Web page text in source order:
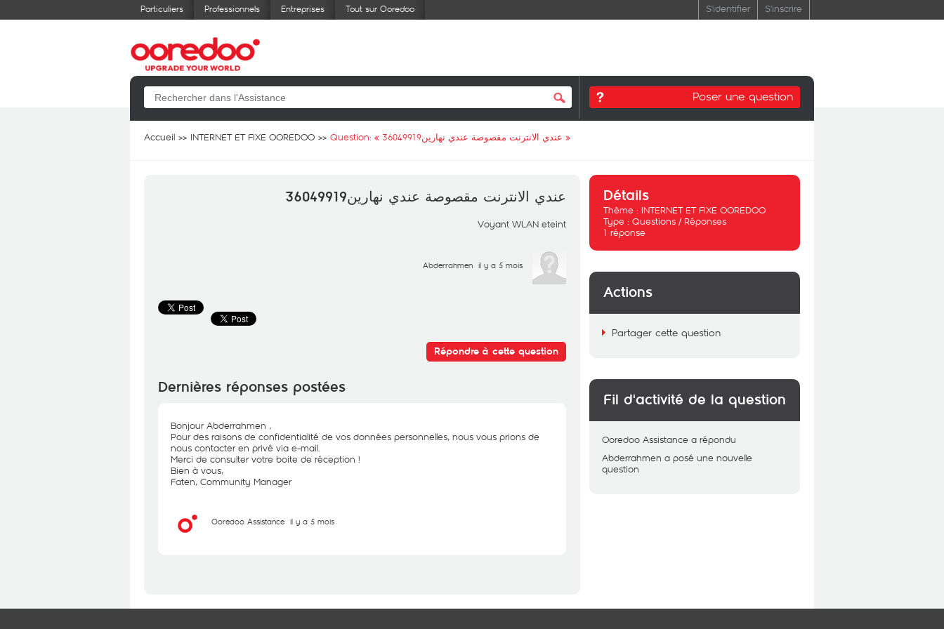
Particuliers Professionnels Entreprises Tout sur Ooredoo S'identifier S'inscrire
Poser une question
Accueil INTERNET ET FIXE OOREDOO Question: « عندي الانترنت مقصوصة عندي نهارين36049919 »
عندي الانترنت مقصوصة عندي نهارين36049919
Voyant WLAN eteint
Abderrahmen il y a 5 mois
Répondre à cette question
Dernières réponses postées
Bonjour Abderrahmen ,
Pour des raisons de confidentialité de vos données personnelles, nous vous prions de
nous contacter en privé via e-mail.
Merci de consulter votre boite de réception !
Bien à vous,
Faten, Community Manager
Ooredoo Assistance il y a 5 mois
Détails
Thème : INTERNET ET FIXE OOREDOO
Type : Questions / Réponses
1 réponse
Actions
Partager cette question
Fil d'activité de la question
Ooredoo Assistance a répondu
Abderrahmen a posé une nouvelle
question